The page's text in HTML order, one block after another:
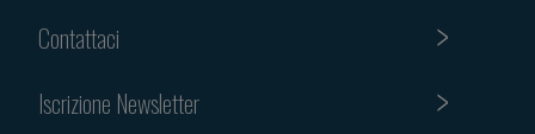
Contattaci
Iscrizione Newsletter